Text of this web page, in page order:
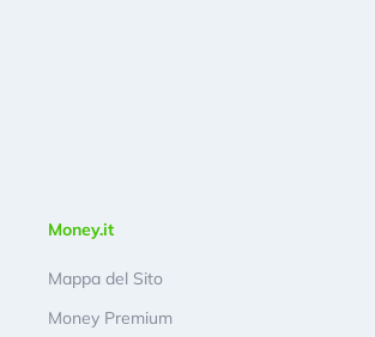
Money.it
Mappa del Sito
Money Premium